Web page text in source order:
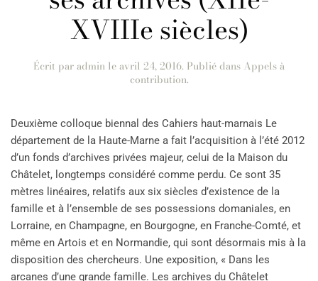
XVIIIe siècles)
Écrit paradmin leavril 24, 2016. Publié dans Appels à
contribution.
Deuxième colloque biennal des Cahiers haut-marnais Le
département de la Haute-Marne a fait l’acquisition à l’été 2012
d’un fonds d’archives privées majeur, celui de la Maison du
Châtelet, longtemps considéré comme perdu. Ce sont 35
mètres linéaires, relatifs aux six siècles d’existence de la
famille et à l’ensemble de ses possessions domaniales, en
Lorraine, en Champagne, en Bourgogne, en Franche-Comté, et
même en Artois et en Normandie, qui sont désormais mis à la
disposition des chercheurs. Une exposition, « Dans les
arcanes d’une grande famille. Les archives du Châtelet